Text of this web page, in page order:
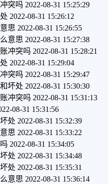
突吗 2022-08-31 15:25:29
2022-08-31 15:26:12
思 2022-08-31 15:26:55
意思 2022-08-31 15:27:38
冲突吗 2022-08-31 15:28:21
2022-08-31 15:29:04
突吗 2022-08-31 15:29:47
坏处 2022-08-31 15:30:30
冲突吗 2022-08-31 15:31:13
08-31 15:31:56
处 2022-08-31 15:32:39
思 2022-08-31 15:33:22
2022-08-31 15:34:05
处 2022-08-31 15:34:48
处 2022-08-31 15:35:31
意思 2022-08-31 15:36:14